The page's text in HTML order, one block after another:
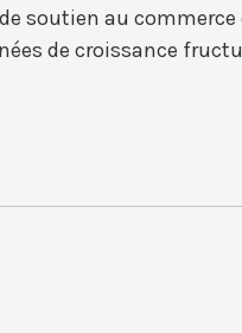
soutien au
de croissance